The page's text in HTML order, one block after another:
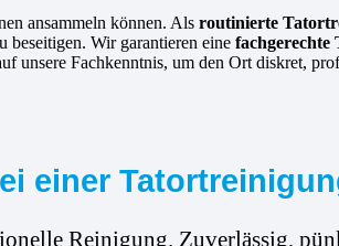
ansammeln können. Als routinierte
beseitigen. Wir garantieren eine fachgerechte
unsere Fachkenntnis, um den Ort diskret,
einer
Reinigung. Zuverlässig,